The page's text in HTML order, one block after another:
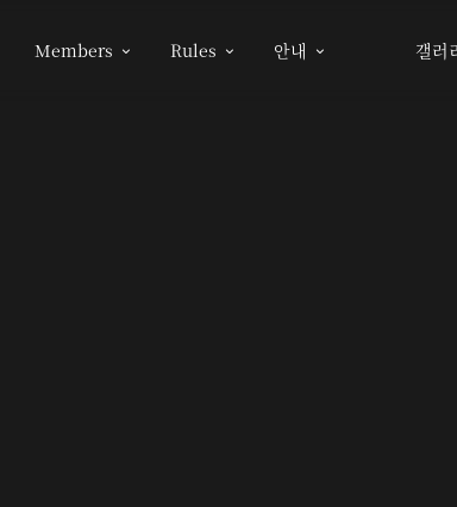
Members  Rules  안내  갤러